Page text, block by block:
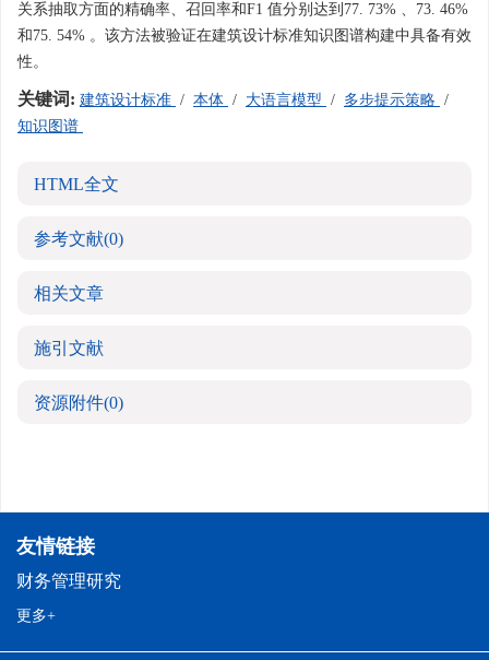
关系抽取方面的精确率、召回率和F1 值分别达到77. 73% 、73. 46%
和75. 54% 。该方法被验证在建筑设计标准知识图谱构建中具备有效
性。
关键词: 建筑设计标准 / 本体 / 大语言模型 / 多步提示策略 /
知识图谱
HTML全文
参考文献(0)
相关文章
施引文献
资源附件(0)
友情链接
财务管理研究
更多+